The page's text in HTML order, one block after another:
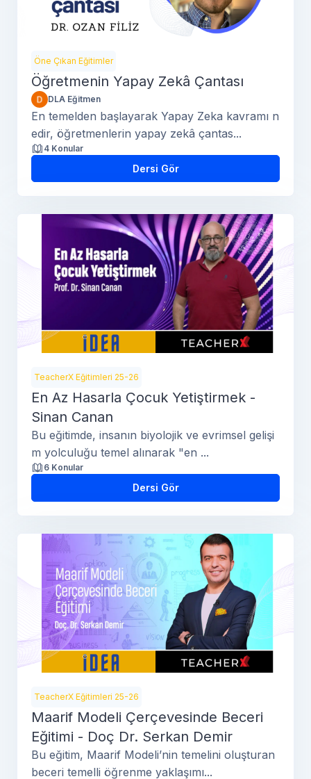
Öne Çıkan Eğitimler
Öğretmenin Yapay Zekâ Çantası
DLA Eğitmen
En temelden başlayarak Yapay Zeka kavramı n
edir, öğretmenlerin yapay zekâ çantas...
4 Konular
Dersi Gör
TeacherX Eğitimleri 25-26
En Az Hasarla Çocuk Yetiştirmek -
Sinan Canan
Bu eğitimde, insanın biyolojik ve evrimsel gelişi
m yolculuğu temel alınarak "en ...
6 Konular
Dersi Gör
TeacherX Eğitimleri 25-26
Maarif Modeli Çerçevesinde Beceri
Eğitimi - Doç Dr. Serkan Demir
Bu eğitim, Maarif Modeli’nin temelini oluşturan
beceri temelli öğrenme yaklaşımı...